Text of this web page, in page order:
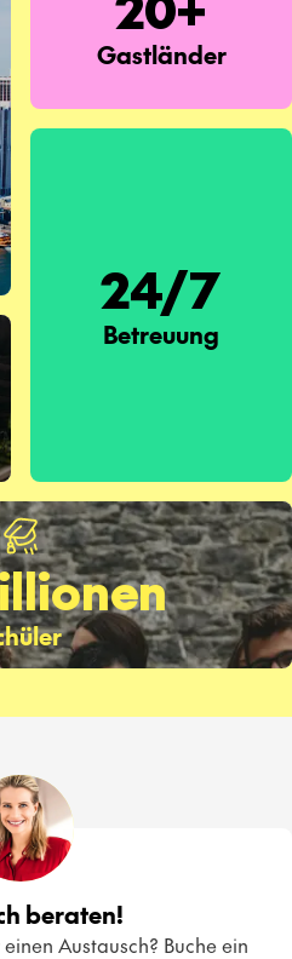
Gastländer
24/7
Betreuung
beraten!
Austausch? Buche ein